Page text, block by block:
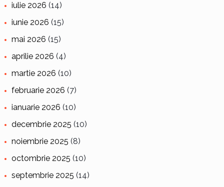
iulie 2026 (14)
iunie 2026 (15)
mai 2026 (15)
aprilie 2026 (4)
martie 2026 (10)
februarie 2026 (7)
ianuarie 2026 (10)
decembrie 2025 (10)
noiembrie 2025 (8)
octombrie 2025 (10)
septembrie 2025 (14)